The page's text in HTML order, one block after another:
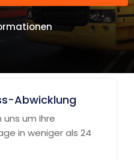
Abwicklung
uns um Ihre
in weniger als 24